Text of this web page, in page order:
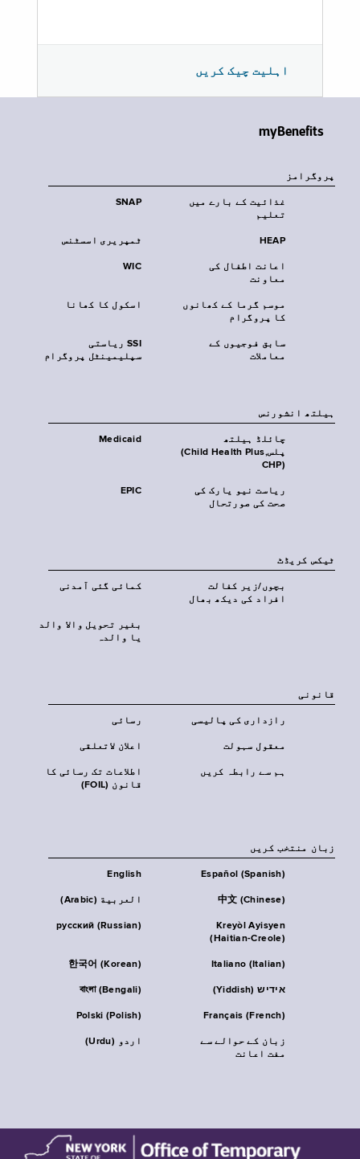
اہلیت چیک کریں
myBenefits
پروگرامز
SNAP
غذائیت کے بارے میں
تعلیم
ٹمپریری اسسٹنس HEAP
WIC
اعانت اطفال کی
معاونت
اسکول کا کھانا
موسم گرما کے کھانوں
کا پروگرام
SSI ریاستی
سپلیمینٹل پروگرام
سابق فوجیوں کے
معاملات
‏ہیلتھ انشورنس
Medicaid
چائلڈ ہیلتھ
پلس‎(Child Health Plus,
CHP)‎
EPIC
ریاست نیو یارک کی
صحت کی صورتحال
ٹیکس کریڈٹ
کمائی گئی آمدنی
بچوں/زیر کفالت
افراد کی دیکھ بھال
بغیر تحویل والا والد
یا والدہ
قانونی
رسائی رازداری کی پالیسی
اعلان لاتعلقی معقول سہولت
اطلاعات تک رسائی کا
قانون (FOIL)
ہم سے رابطہ کریں
زبان منتخب کریں
English Español (Spanish)
العربية (Arabic) 中文 (Chinese)
русский (Russian)
Kreyòl Ayisyen
(Haitian-Creole)
한국어 (Korean) Italiano (Italian)
বাংলা (Bengali) אידיש (Yiddish)
Polski (Polish) Français (French)
اردو (Urdu)
زبان کے حوالے سے
مفت اعانت